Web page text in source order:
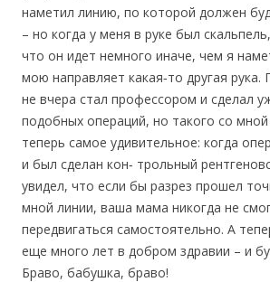
наметил линию, по которой должен
– но когда у меня в руке был
что он идет немного иначе, чем я
мою направляет какая‐то другая рука.
не вчера стал профессором и сделал
подобных операций, но такого со
теперь самое удивительное: когда
и был сделан кон‐ трольный
увидел, что если бы разрез прошел
мной линии, ваша мама никогда не
передвигаться самостоятельно. А
еще много лет в добром здравии – и
Браво, бабушка, браво!